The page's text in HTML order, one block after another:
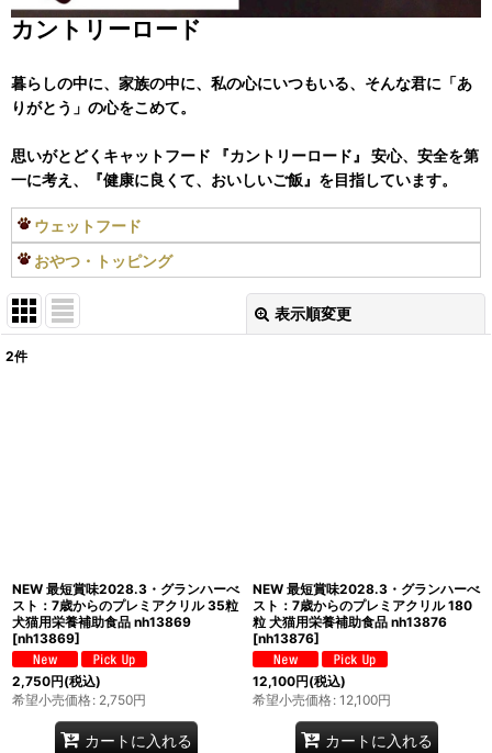
カントリーロード
暮らしの中に、家族の中に、私の心にいつもいる、そんな君に「あ
りがとう」の心をこめて。
思いがとどくキャットフード 『カントリーロード』 安心、安全を第
一に考え、『健康に良くて、おいしいご飯』を目指しています。
ウェットフード
おやつ・トッピング
表示順変更
2件
NEW 最短賞味2028.3・グランハーべ
スト：7歳からのプレミアクリル 35粒
犬猫用栄養補助食品 nh13869
[nh13869]
2,750円(税込)
希望小売価格: 2,750円
カートに入れる
NEW 最短賞味2028.3・グランハーべ
スト：7歳からのプレミアクリル 180
粒 犬猫用栄養補助食品 nh13876
[nh13876]
12,100円(税込)
希望小売価格: 12,100円
カートに入れる